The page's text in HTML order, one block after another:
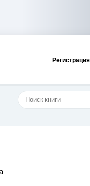
Регистрация